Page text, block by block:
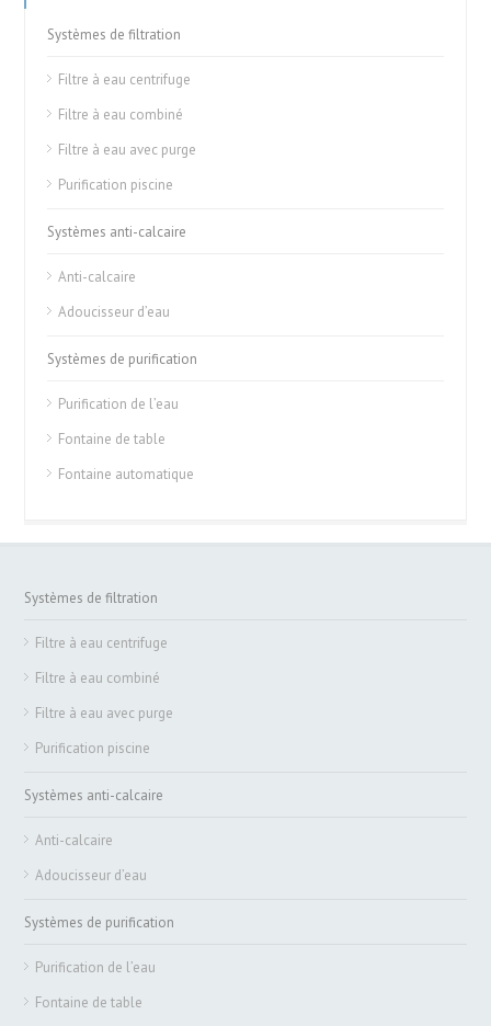
Systèmes de filtration
Filtre à eau centrifuge
Filtre à eau combiné
Filtre à eau avec purge
Purification piscine
Systèmes anti-calcaire
Anti-calcaire
Adoucisseur d’eau
Systèmes de purification
Purification de l’eau
Fontaine de table
Fontaine automatique
Systèmes de filtration
Filtre à eau centrifuge
Filtre à eau combiné
Filtre à eau avec purge
Purification piscine
Systèmes anti-calcaire
Anti-calcaire
Adoucisseur d’eau
Systèmes de purification
Purification de l’eau
Fontaine de table